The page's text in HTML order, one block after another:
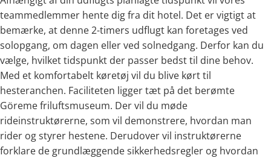
teammedlemmer hente dig fra dit hotel. Det er vigtigt at
bemærke, at denne 2-timers udflugt kan foretages ved
solopgang, om dagen eller ved solnedgang. Derfor kan du
vælge, hvilket tidspunkt der passer bedst til dine behov.
Med et komfortabelt køretøj vil du blive kørt til
hesteranchen. Faciliteten ligger tæt på det berømte
Göreme friluftsmuseum. Der vil du møde
rideinstruktørerne, som vil demonstrere, hvordan man
rider og styrer hestene. Derudover vil instruktørerne
forklare de grundlæggende sikkerhedsregler og hvordan